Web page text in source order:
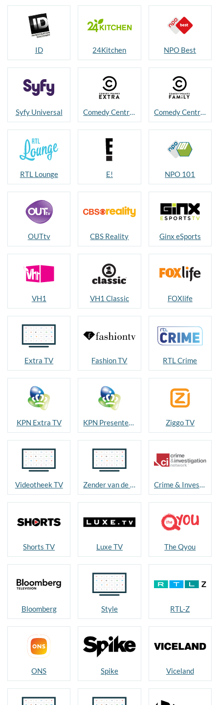
ID 24Kitchen NPO Best
Syfy Universal Comedy Central Extra Comedy Central Family
RTL Lounge E! NPO 101
OUTtv CBS Reality Ginx eSports
VH1 VH1 Classic FOXlife
Extra TV Fashion TV RTL Crime
KPN Extra TV KPN Presenteert Ziggo TV
Videotheek TV Zender van de maand Crime & Investigation
Shorts TV Luxe TV The Qyou
Bloomberg Style RTL-Z
ONS Spike Viceland